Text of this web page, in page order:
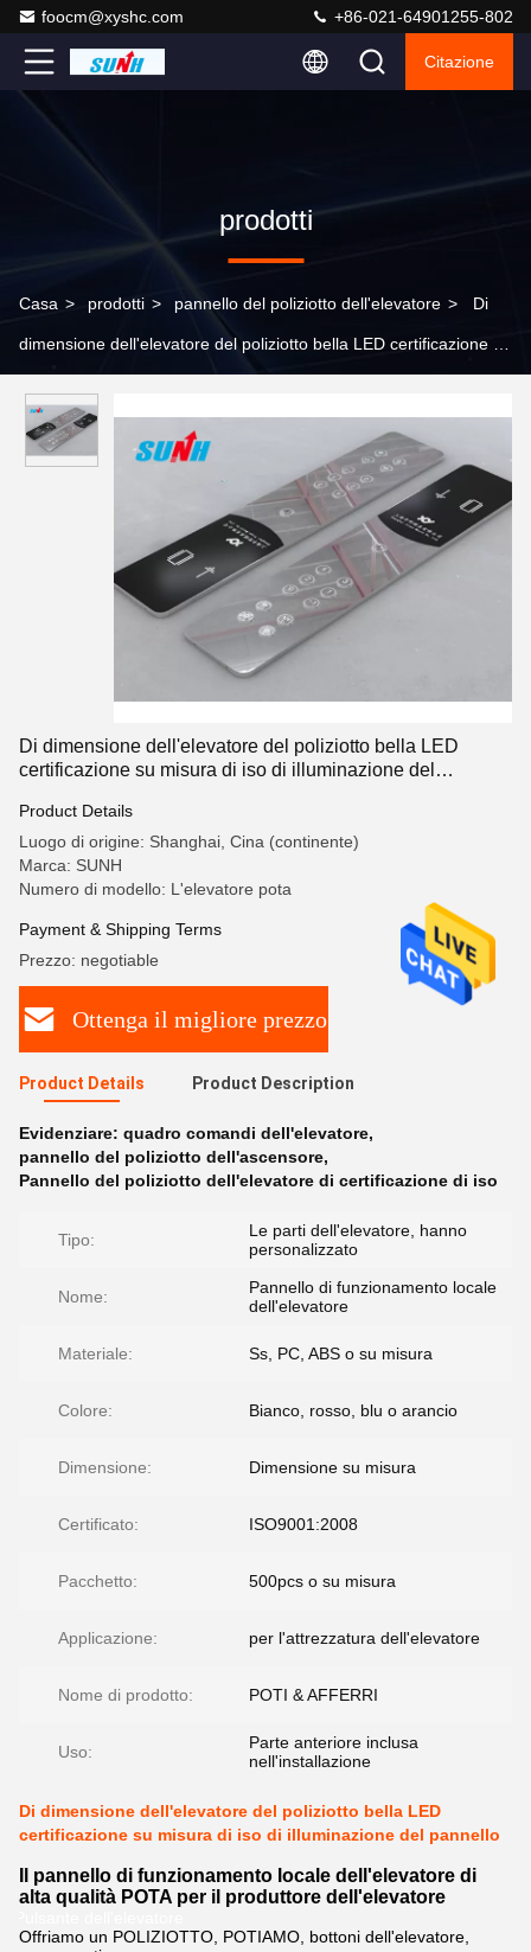
foocm@xyshc.com +86-021-64901255-802
Citazione
prodotti
Casa > prodotti > pannello del poliziotto dell'elevatore > Di
dimensione dell'elevatore del poliziotto bella LED certificazione su
Di dimensione dell'elevatore del poliziotto bella LED
certificazione su misura di iso di illuminazione del
Product Details
Luogo di origine: Shanghai, Cina (continente)
Marca: SUNH
Numero di modello: L'elevatore pota
Payment & Shipping Terms
Prezzo: negotiable
Ottenga il migliore prezzo
Product Details Product Description
Evidenziare: quadro comandi dell'elevatore,
pannello del poliziotto dell'ascensore,
Pannello del poliziotto dell'elevatore di certificazione di iso
Tipo:
Le parti dell'elevatore, hanno
personalizzato
Nome:
Pannello di funzionamento locale
dell'elevatore
Materiale: Ss, PC, ABS o su misura
Colore: Bianco, rosso, blu o arancio
Dimensione: Dimensione su misura
Certificato: ISO9001:2008
Pacchetto: 500pcs o su misura
Applicazione: per l'attrezzatura dell'elevatore
Nome di prodotto: POTI & AFFERRI
Uso:
Parte anteriore inclusa
nell'installazione
Di dimensione dell'elevatore del poliziotto bella LED
certificazione su misura di iso di illuminazione del pannello
Il pannello di funzionamento locale dell'elevatore di
alta qualità POTA per il produttore dell'elevatore
Offriamo un POLIZIOTTO, POTIAMO, bottoni dell'elevatore,